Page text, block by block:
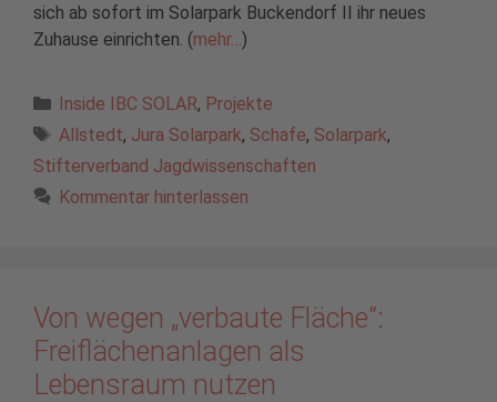
sich ab sofort im Solarpark Buckendorf II ihr neues
Zuhause einrichten. (mehr…)
Kategorien
Inside IBC SOLAR, Projekte
Schlagwörter
Allstedt, Jura Solarpark, Schafe, Solarpark,
Stifterverband Jagdwissenschaften
Kommentar hinterlassen
Von wegen „verbaute Fläche“:
Freiflächenanlagen als
Lebensraum nutzen